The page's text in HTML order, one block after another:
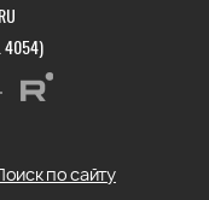
4054)
по сайту